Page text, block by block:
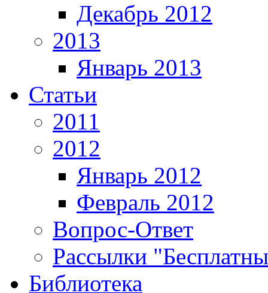
Декабрь 2012
2013
Январь 2013
Статьи
2011
2012
Январь 2012
Февраль 2012
Вопрос-Ответ
Рассылки
Библиотека